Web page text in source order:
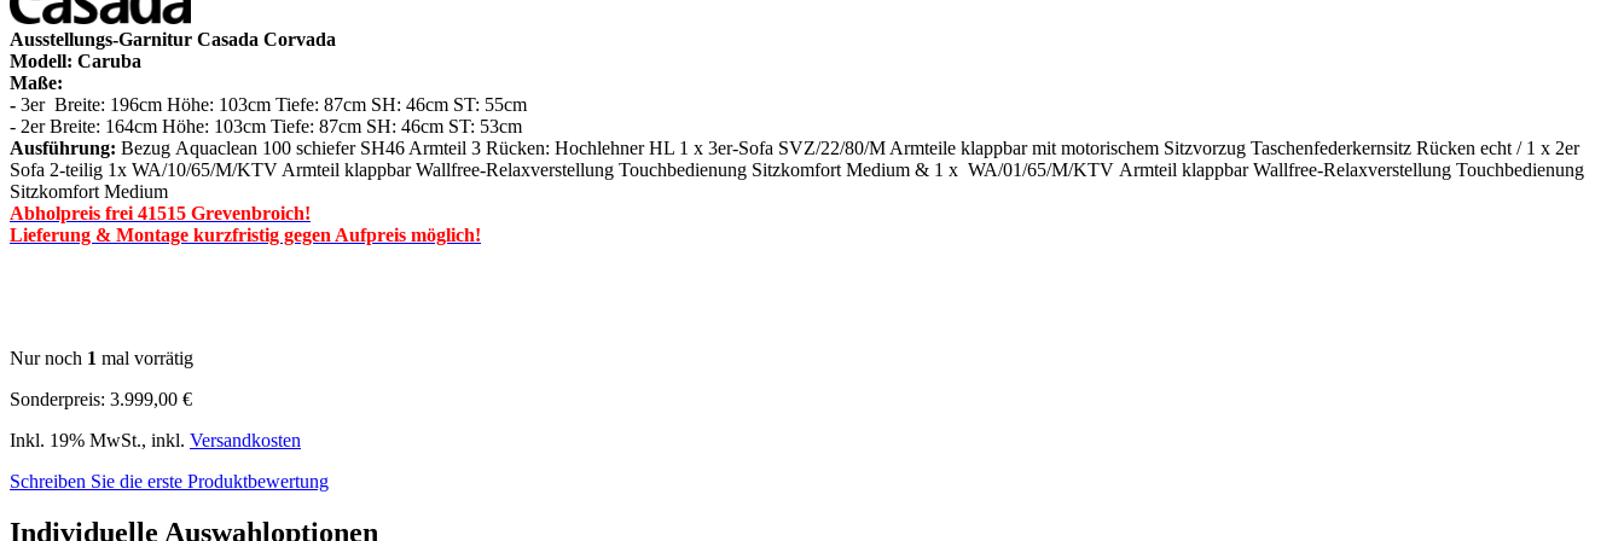
Ausstellungs-Garnitur Casada Corvada
Modell: Caruba
Maße:
- 3er Breite: 196cm Höhe: 103cm Tiefe: 87cm SH: 46cm ST: 55cm
- 2er Breite: 164cm Höhe: 103cm Tiefe: 87cm SH: 46cm ST: 53cm
Ausführung: Bezug Aquaclean 100 schiefer SH46 Armteil 3 Rücken: Hochlehner HL 1 x 3er-Sofa SVZ/22/80/M Armteile klappbar mit motorischem Sitzvorzug Taschenfederkernsitz Rücken echt / 1 x 2er
Sofa 2-teilig 1x WA/10/65/M/KTV Armteil klappbar Wallfree-Relaxverstellung Touchbedienung Sitzkomfort Medium & 1 x WA/01/65/M/KTV Armteil klappbar Wallfree-Relaxverstellung Touchbedienung
Sitzkomfort Medium
Abholpreis frei 41515 Grevenbroich!
Lieferung & Montage kurzfristig gegen Aufpreis möglich!
Nur noch 1 mal vorrätig
Sonderpreis: 3.999,00 €
Inkl. 19% MwSt., inkl. Versandkosten
Schreiben Sie die erste Produktbewertung
Individuelle Auswahloptionen